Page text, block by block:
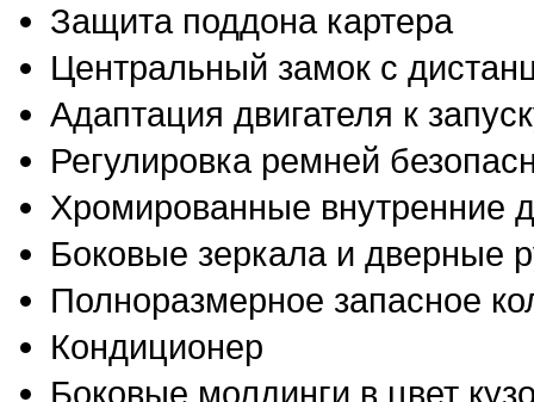
Защита поддона картера
Центральный замок с
Адаптация двигателя к
Регулировка ремней
Хромированные внутренние
Боковые зеркала и дверные
Полноразмерное запасное
Кондиционер
Боковые молдинги в цвет